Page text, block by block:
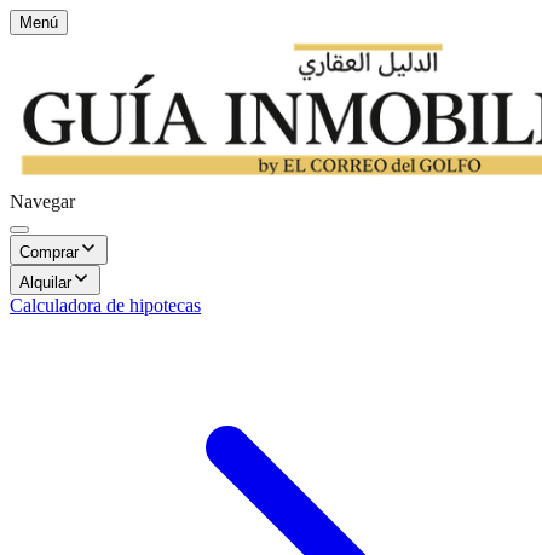
Menú
Navegar
Comprar
Alquilar
Calculadora de hipotecas